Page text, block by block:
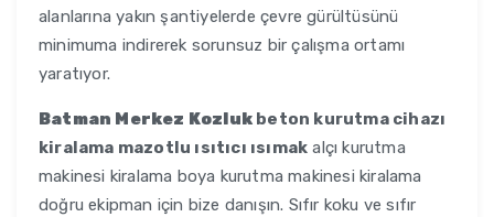
alanlarına yakın şantiyelerde çevre gürültüsünü
minimuma indirerek sorunsuz bir çalışma ortamı
yaratıyor.
Batman Merkez Kozluk beton kurutma cihazı
kiralama mazotlu ısıtıcı ısımak alçı kurutma
makinesi kiralama boya kurutma makinesi kiralama
doğru ekipman için bize danışın. Sıfır koku ve sıfır